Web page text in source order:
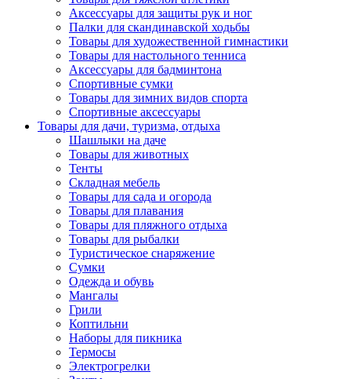
Аксессуары для защиты рук и ног
Палки для скандинавской ходьбы
Товары для художественной гимнастики
Товары для настольного тенниса
Аксессуары для бадминтона
Спортивные сумки
Товары для зимних видов спорта
Спортивные аксессуары
Товары для дачи, туризма, отдыха
Шашлыки на даче
Товары для животных
Тенты
Складная мебель
Товары для сада и огорода
Товары для плавания
Товары для пляжного отдыха
Товары для рыбалки
Туристическое снаряжение
Сумки
Одежда и обувь
Мангалы
Грили
Коптильни
Наборы для пикника
Термосы
Электрогрелки